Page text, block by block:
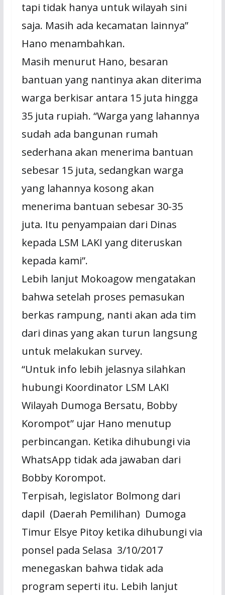
tapi tidak hanya untuk wilayah sini
saja. Masih ada kecamatan lainnya”
Hano menambahkan.
Masih menurut Hano, besaran
bantuan yang nantinya akan diterima
warga berkisar antara 15 juta hingga
35 juta rupiah. “Warga yang lahannya
sudah ada bangunan rumah
sederhana akan menerima bantuan
sebesar 15 juta, sedangkan warga
yang lahannya kosong akan
menerima bantuan sebesar 30-35
juta. Itu penyampaian dari Dinas
kepada LSM LAKI yang diteruskan
kepada kami”.
Lebih lanjut Mokoagow mengatakan
bahwa setelah proses pemasukan
berkas rampung, nanti akan ada tim
dari dinas yang akan turun langsung
untuk melakukan survey.
“Untuk info lebih jelasnya silahkan
hubungi Koordinator LSM LAKI
Wilayah Dumoga Bersatu, Bobby
Korompot” ujar Hano menutup
perbincangan. Ketika dihubungi via
WhatsApp tidak ada jawaban dari
Bobby Korompot.
Terpisah, legislator Bolmong dari
dapil (Daerah Pemilihan) Dumoga
Timur Elsye Pitoy ketika dihubungi via
ponsel pada Selasa 3/10/2017
menegaskan bahwa tidak ada
program seperti itu. Lebih lanjut